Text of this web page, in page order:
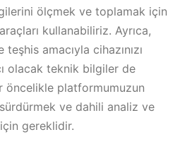
ölçmek ve toplamak için
kullanabiliriz. Ayrıca,
teşhis amacıyla cihazınızı
olacak teknik bilgiler de
öncelikle platformumuzun
ve dahili analiz ve
gereklidir.